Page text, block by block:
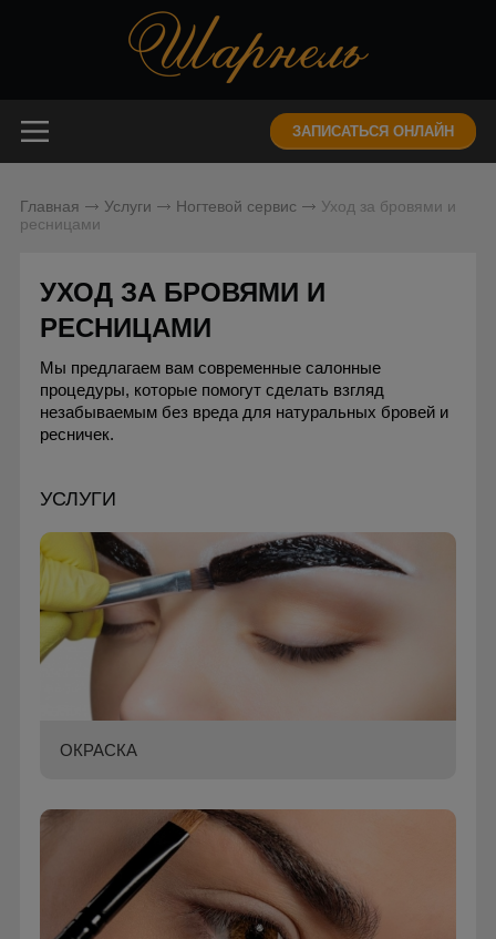
ЗАПИСАТЬСЯ ОНЛАЙН
Главная Услуги Ногтевой сервис
Уход за бровями и
ресницами
УХОД ЗА БРОВЯМИ И
РЕСНИЦАМИ
Мы предлагаем вам современные салонные
процедуры, которые помогут сделать взгляд
незабываемым без вреда для натуральных бровей и
ресничек.
УСЛУГИ
ОКРАСКА